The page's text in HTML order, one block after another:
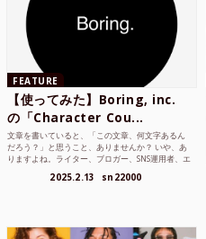
FEATURE
【使ってみた】Boring, inc.
の「Character Cou...
文章を書いていると、「この文章、何文字あるん
だろう？」と思うこと、ありませんか？ いや、あ
りますよね。ライター、ブロガー、SNS運用者、エ
2025.2.13 sn22000